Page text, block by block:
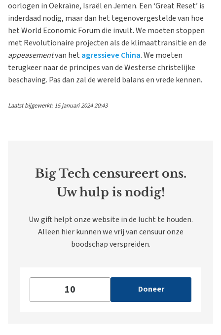
oorlogen in Oekraïne, Israël en Jemen. Een ‘Great Reset’ is
inderdaad nodig, maar dan het tegenovergestelde van hoe
het World Economic Forum die invult. We moeten stoppen
met Revolutionaire projecten als de klimaattransitie en de
appeasementvan het agressieve China. We moeten
terugkeer naar de principes van de Westerse christelijke
beschaving. Pas dan zal de wereld balans en vrede kennen.
Laatst bijgewerkt: 15 januari 2024 20:43
Big Tech censureert ons.
Uw hulp is nodig!
Uw gift helpt onze website in de lucht te houden.
Alleen hier kunnen we vrij van censuur onze
boodschap verspreiden.
Doneer